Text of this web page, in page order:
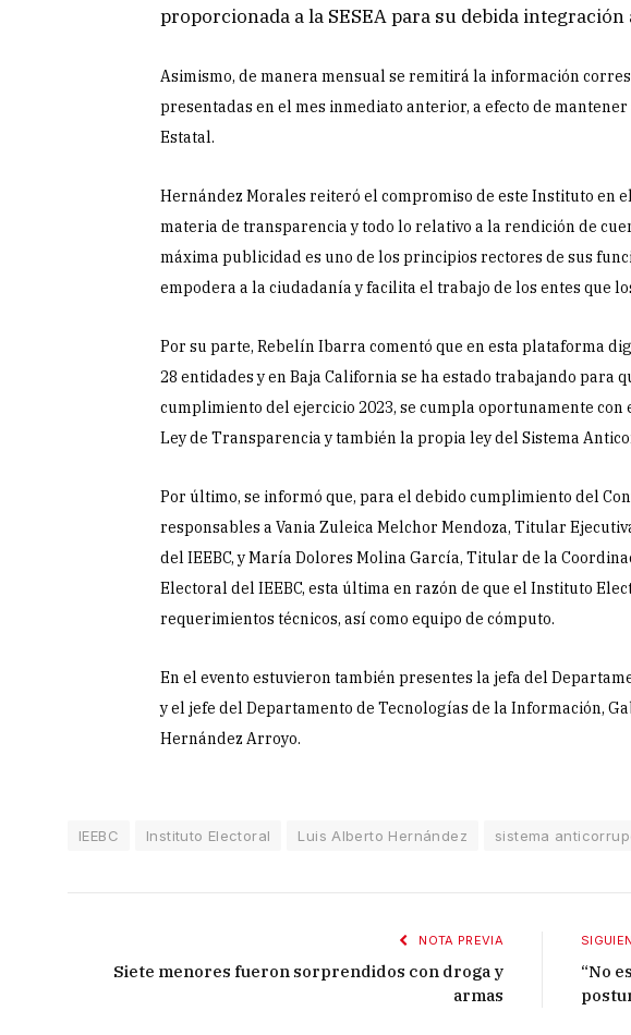
proporcionada a la SESEA para su debida
Asimismo, de manera mensual se remitirá la información
presentadas en el mes inmediato anterior, a efecto de
Estatal.
Hernández Morales reiteró el compromiso de este Instituto en
materia de transparencia y todo lo relativo a la rendición de
máxima publicidad es uno de los principios rectores de sus
empodera a la ciudadanía y facilita el trabajo de los entes que
Por su parte, Rebelín Ibarra comentó que en esta plataforma
28 entidades y en Baja California se ha estado trabajando para
cumplimiento del ejercicio 2023, se cumpla oportunamente con
Ley de Transparencia y también la propia ley del Sistema
Por último, se informó que, para el debido cumplimiento del
responsables a Vania Zuleica Melchor Mendoza, Titular
del IEEBC, y María Dolores Molina García, Titular de la
Electoral del IEEBC, esta última en razón de que el Instituto
requerimientos técnicos, así como equipo de cómputo.
En el evento estuvieron también presentes la jefa del
y el jefe del Departamento de Tecnologías de la Información,
Hernández Arroyo.
IEEBC Instituto Electoral Luis Alberto Hernández sistema
NOTA PREVIA
Siete menores fueron sorprendidos con droga y
armas
“No